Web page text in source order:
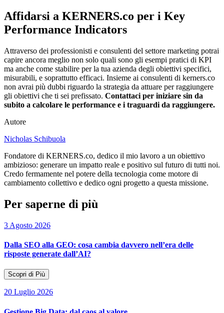
Affidarsi a KERNERS.co per i Key
Performance Indicators
Attraverso dei professionisti e consulenti del settore marketing potrai
capire ancora meglio non solo quali sono gli esempi pratici di KPI
ma anche come stabilire per la tua azienda degli obiettivi specifici,
misurabili, e soprattutto efficaci. Insieme ai consulenti di kerners.co
non avrai più dubbi riguardo la strategia da attuare per raggiungere
gli obiettivi che ti sei prefissato. Contattaci per iniziare sin da
subito a calcolare le performance e i traguardi da raggiungere.
Autore
Nicholas Schibuola
Fondatore di KERNERS.co, dedico il mio lavoro a un obiettivo
ambizioso: generare un impatto reale e positivo sul futuro di tutti noi.
Credo fermamente nel potere della tecnologia come motore di
cambiamento collettivo e dedico ogni progetto a questa missione.
Per saperne di più
3 Agosto 2026
Dalla SEO alla GEO: cosa cambia davvero nell’era delle
risposte generate dall’AI?
Scopri di Più
20 Luglio 2026